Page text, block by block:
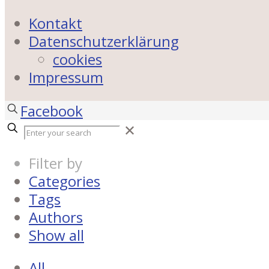
Kontakt
Datenschutzerklärung
cookies
Impressum
Facebook
✕
Filter by
Categories
Tags
Authors
Show all